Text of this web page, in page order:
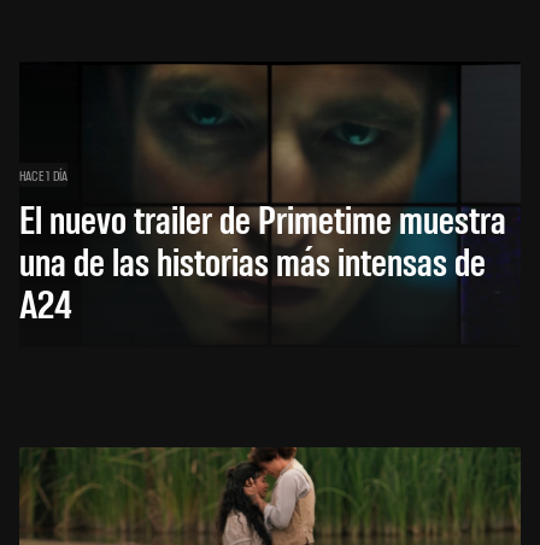
HACE 1 DÍA
El nuevo trailer de Primetime muestra
una de las historias más intensas de
A24